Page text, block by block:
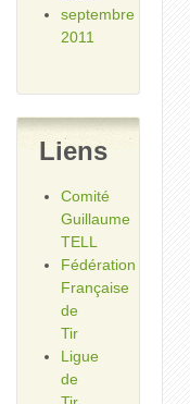
septembre
2011
Liens
Comité
Guillaume
TELL
Fédération
Française
de
Tir
Ligue
de